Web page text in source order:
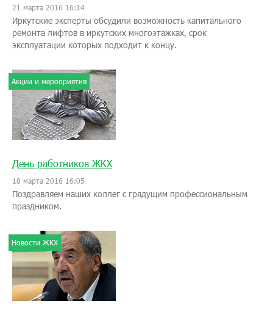
21 марта 2016 16:14
Иркутские эксперты обсудили возможность капитального
ремонта лифтов в иркутских многоэтажках, срок
эксплуатации которых подходит к концу.
Акции и мероприятия
День работников ЖКХ
18 марта 2016 16:05
Поздравляем наших коллег с грядущим профессиональным
праздником.
Новости ЖКХ